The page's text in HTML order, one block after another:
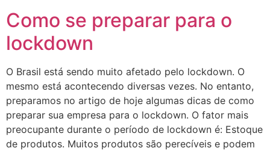
Como se preparar para o
lockdown
O Brasil está sendo muito afetado pelo lockdown. O
mesmo está acontecendo diversas vezes. No entanto,
preparamos no artigo de hoje algumas dicas de como
preparar sua empresa para o lockdown. O fator mais
preocupante durante o período de lockdown é: Estoque
de produtos. Muitos produtos são perecíveis e podem